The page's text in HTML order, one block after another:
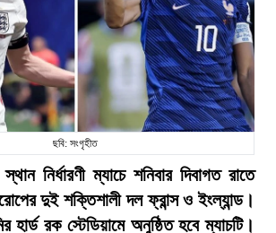
ছবি: সংগৃহীত
নির্ধারণী ম্যাচে শনিবার দিবাগত রাতে
দুই শক্তিশালী দল ফ্রান্স ও ইংল্যান্ড।
হার্ড রক স্টেডিয়ামে অনুষ্ঠিত হবে ম্যাচটি।